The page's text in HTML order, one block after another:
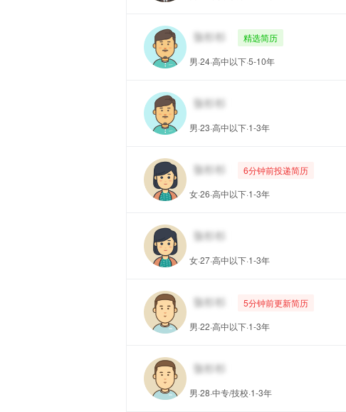
精选简历
男·24·高中以下·5-10年
男·23·高中以下·1-3年
6分钟前投递简历
女·26·高中以下·1-3年
女·27·高中以下·1-3年
5分钟前更新简历
男·22·高中以下·1-3年
男·28·中专/技校·1-3年